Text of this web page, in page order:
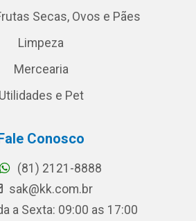
Secas, Ovos e Pães
Limpeza
Mercearia
Utilidades e Pet
Conosco
(81) 2121-8888
sak@kk.com.br
a Sexta: 09:00 as 17:00